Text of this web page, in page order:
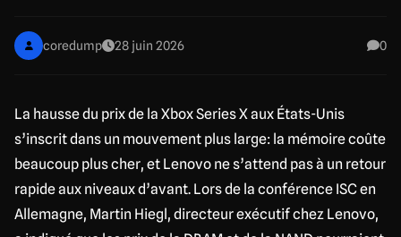
coredump 28 juin 2026 0
La hausse du prix de la Xbox Series X aux États-Unis
s’inscrit dans un mouvement plus large: la mémoire coûte
beaucoup plus cher, et Lenovo ne s’attend pas à un retour
rapide aux niveaux d’avant. Lors de la conférence ISC en
Allemagne, Martin Hiegl, directeur exécutif chez Lenovo,